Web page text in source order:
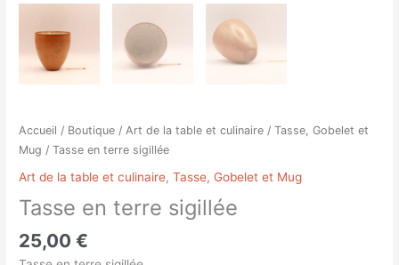
Accueil / Boutique /Art de la table et culinaire /Tasse, Gobelet et
Mug / Tasse en terre sigillée
Art de la table et culinaire,Tasse, Gobelet et Mug
Tasse en terre sigillée
25,00€